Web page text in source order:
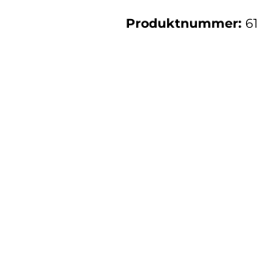
Produktnummer: